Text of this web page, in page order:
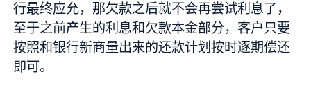
行最终应允，那欠款之后就不会再尝试利息了，
至于之前产生的利息和欠款本金部分，客户只要
按照和银行新商量出来的还款计划按时逐期偿还
即可。